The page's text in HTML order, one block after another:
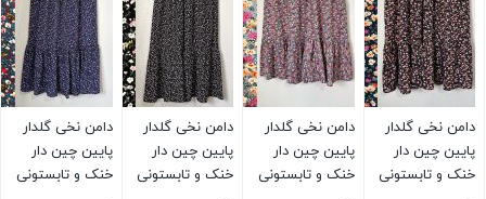
دامن نخی گلدار
پایین چین دار
خنک و تابستونی
دامن نخی گلدار
پایین چین دار
خنک و تابستونی
دامن نخی گلدار
پایین چین دار
خنک و تابستونی
دامن نخی گلدار
پایین چین دار
خنک و تابستونی